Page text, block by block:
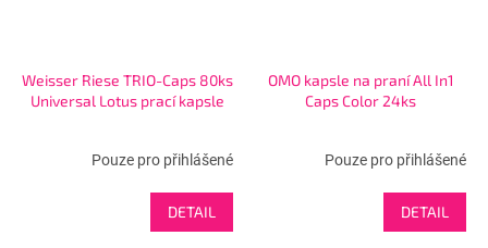
Weisser Riese TRIO-Caps 80ks
Universal Lotus prací kapsle
Pouze pro přihlášené
DETAIL
OMO kapsle na praní All In1
Caps Color 24ks
Pouze pro přihlášené
DETAIL